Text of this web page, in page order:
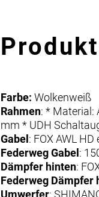
Farbe: Wolkenweiß
Rahmen: * Material:
mm * UDH
Gabel : FOX AWL HD
Federweg Gabel :
Dämpfer hinten:
Federweg Dämpfer
Umwerfer: